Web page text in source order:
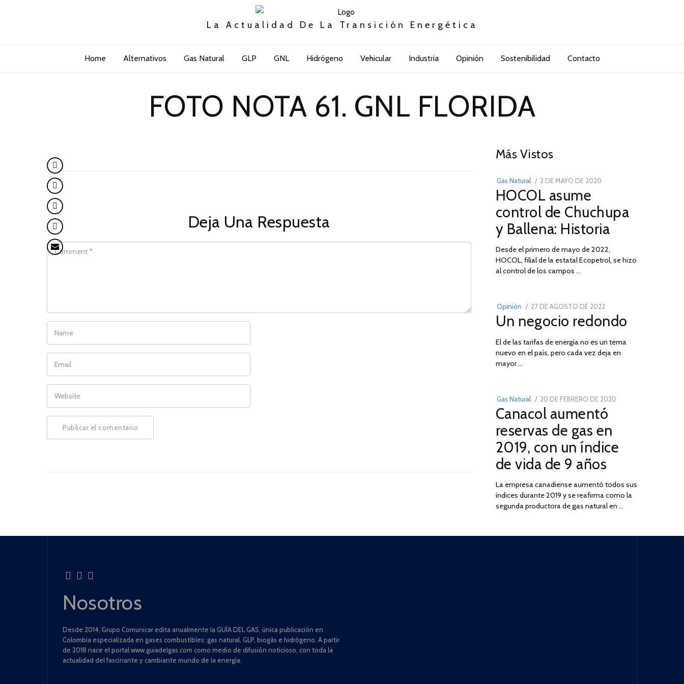
La Actualidad De La Transición Energética
Home Alternativos Gas Natural GLP GNL Hidrógeno Vehicular Industria Opinión Sostenibilidad Contacto
FOTO NOTA 61. GNL FLORIDA
Deja Una Respuesta
COMMENT
NAME
EMAIL
WEBSITE
Más Vistos
Gas Natural
POSTED
ON
2 DE MAYO DE 2020
DE
2026
HOCOL asume
control de Chuchupa
y Ballena: Historia
Desde el primero de mayo de 2022,
HOCOL, filial de la estatal Ecopetrol, se hizo
al control de los campos …
Opinión
POSTED
ON
27 DE AGOSTO DE 202230
DE
DE
2022
Un negocio redondo
El de las tarifas de energía no es un tema
nuevo en el país, pero cada vez deja en
mayor …
03
Gas Natural
POSTED
ON
20 DE FEBRERO DE 2020
2025
Canacol aumentó
reservas de gas en
2019, con un índice
de vida de 9 años
La empresa canadiense aumentó todos sus
índices durante 2019 y se reafirma como la
segunda productora de gas natural en …
Nosotros
Desde 2014, Grupo Comunicar edita anualmente la GUÍA DEL GAS, única publicación en
Colombia especializada en gases combustibles: gas natural, GLP, biogás e hidrógeno. A partir
de 2018 nace el portal www.guiadelgas.com como medio de difusión noticioso, con toda la
actualidad del fascinante y cambiante mundo de la energía.